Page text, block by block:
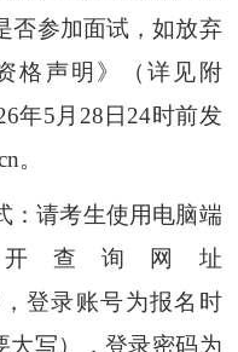
否参加面试，如放弃
格声明》（详见附
年5月28日24时前发
。
：请考生使用电脑端
查询网址
，登录账号为报名时
大写），登录密码为